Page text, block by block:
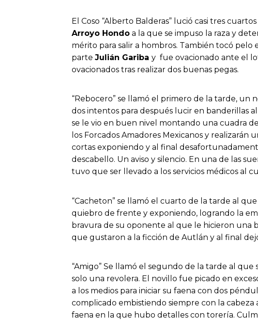
El Coso “Alberto Balderas” lució casi tres
Arroyo Hondo a la que se impuso la raza y
mérito para salir a hombros. También tocó
parte Julián Gariba y fue ovacionado ante el
ovacionados tras realizar dos buenas pegas.
“Rebocero” se llamó el primero de la tarde, un
dos intentos para después lucir en banderillas
se le vio en buen nivel montando una cuadra
los Forcados Amadores Mexicanos y
cortas exponiendo y al final
descabello. Un aviso y silencio. En una de las
tuvo que ser llevado a los servicios médicos al
“Cacheton” se llamó el cuarto de la tarde al
quiebro de frente y exponiendo, logrando la
bravura de su oponente al que le hicieron una
que gustaron a la ficción de Autlán y al final
“Amigo” Se llamó el segundo de la tarde al que
solo una revolera. El novillo fue picado en
a los medios para iniciar su faena con dos
complicado embistiendo siempre con la
faena en la que hubo detalles con torería.